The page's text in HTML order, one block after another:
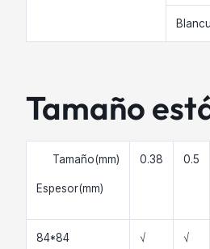
Tamaño
Tamaño(mm)
Espesor(mm)
0.38 0.5
84*84 √ √